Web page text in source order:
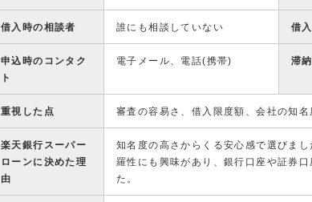
借入時の相談者 誰にも相談していない 借
申込時のコンタク
ト
電子メール、電話(携帯) 滞
重視した点 審査の容易さ、借入限度額、会社の知名
楽天銀行スーパー
ローンに決めた理
由
知名度の高さからくる安心感で選びま
羅性にも興味があり、銀行口座や証券
た。